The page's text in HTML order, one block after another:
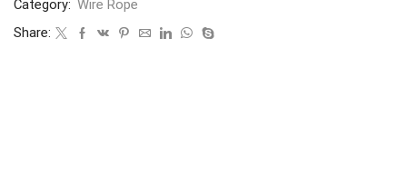
Category: Wire Rope
Share: